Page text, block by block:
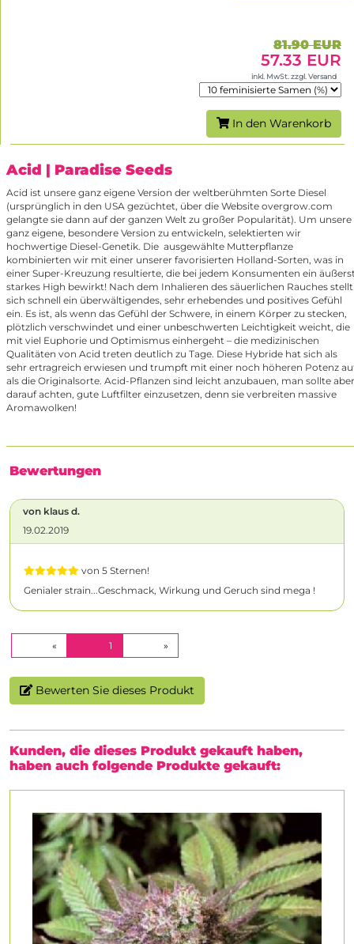
81.90 EUR
57.33 EUR
inkl. MwSt. zzgl. Versand
In den Warenkorb
Acid | Paradise Seeds
Acid ist unsere ganz eigene Version der weltberühmten Sorte Diesel
(ursprünglich in den USA gezüchtet, über die Website overgrow.com
gelangte sie dann auf der ganzen Welt zu großer Popularität). Um unsere
ganz eigene, besondere Version zu entwickeln, selektierten wir
hochwertige Diesel-Genetik. Die ausgewählte Mutterpflanze
kombinierten wir mit einer unserer favorisierten Holland-Sorten, was in
einer Super-Kreuzung resultierte, die bei jedem Konsumenten ein
starkes High bewirkt! Nach dem Inhalieren des säuerlichen Rauches stellt
sich schnell ein überwältigendes, sehr erhebendes und positives Gefühl
ein. Es ist, als wenn das Gefühl der Schwere, in einem Körper zu stecken,
plötzlich verschwindet und einer unbeschwerten Leichtigkeit weicht, die
mit viel Euphorie und Optimismus einhergeht – die medizinischen
Qualitäten von Acid treten deutlich zu Tage. Diese Hybride hat sich als
sehr ertragreich erwiesen und trumpft mit einer noch höheren Potenz
als die Originalsorte. Acid-Pflanzen sind leicht anzubauen, man sollte aber
darauf achten, gute Luftfilter einzusetzen, denn sie verbreiten massive
Aromawolken!
Bewertungen
von klaus d.
19.02.2019
von 5 Sternen!
Genialer strain...Geschmack, Wirkung und Geruch sind mega !
« 1 (CURRENT)»
Bewerten Sie dieses Produkt
Kunden, die dieses Produkt gekauft haben,
haben auch folgende Produkte gekauft: